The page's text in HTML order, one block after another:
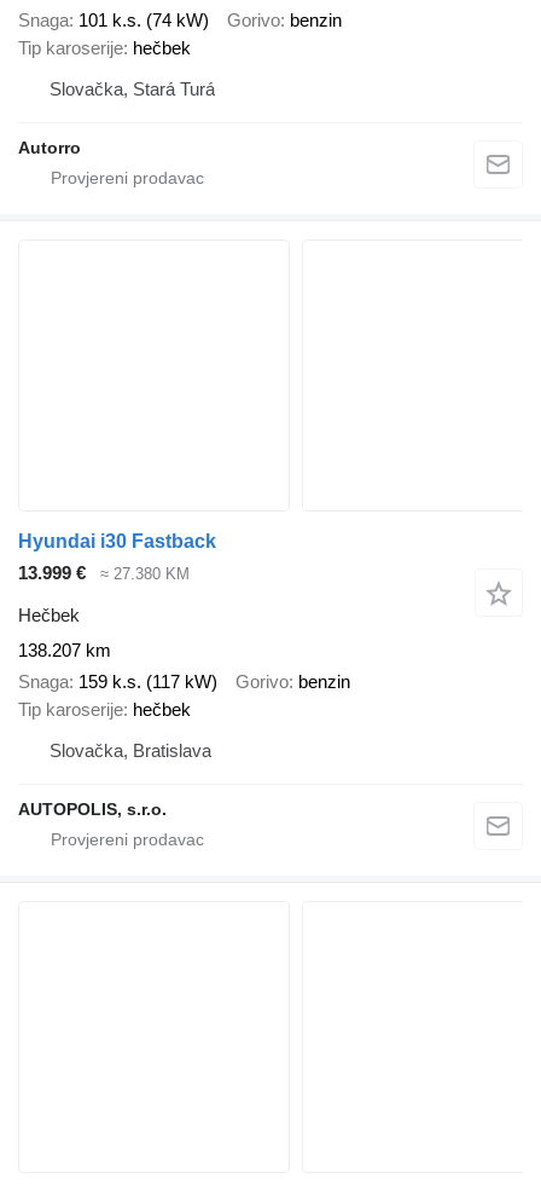
Snaga 101 k.s. (74 kW) Gorivo benzin
Tip karoserije hečbek
Slovačka, Stará Turá
Autorro
Hyundai i30 Fastback
13.999 €
≈ 27.380 KM
Hečbek
138.207 km
Snaga 159 k.s. (117 kW) Gorivo benzin
Tip karoserije hečbek
Slovačka, Bratislava
AUTOPOLIS, s.r.o.